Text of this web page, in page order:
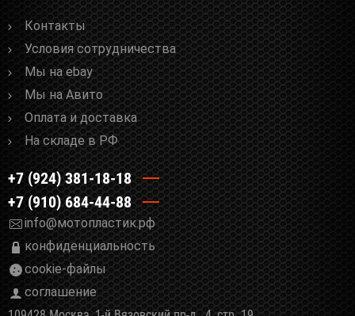
Контакты
Условия сотрудничества
Мы на ebay
Мы на Авито
Оплата и доставка
На складе в РФ
+7 (924) 381-18-18
+7 (910) 684-44-88
info@мотопластик.рф
конфиденциальность
cookie-файлы
соглашение